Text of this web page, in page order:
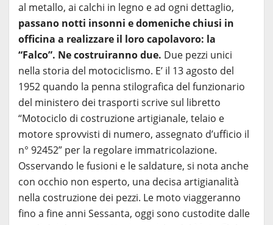
al metallo, ai calchi in legno e ad ogni dettaglio,
passano notti insonni e domeniche chiusi in
officina a realizzare il loro capolavoro: la
“Falco”. Ne costruiranno due. Due pezzi unici
nella storia del motociclismo. E’ il 13 agosto del
1952 quando la penna stilografica del funzionario
del ministero dei trasporti scrive sul libretto
“Motociclo di costruzione artigianale, telaio e
motore sprovvisti di numero, assegnato d’ufficio il
n° 92452” per la regolare immatricolazione.
Osservando le fusioni e le saldature, si nota anche
con occhio non esperto, una decisa artigianalità
nella costruzione dei pezzi. Le moto viaggeranno
fino a fine anni Sessanta, oggi sono custodite dalle